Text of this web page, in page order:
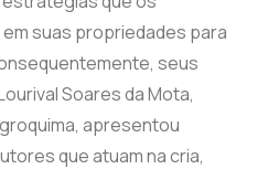
suas propriedades para
seus
Soares da Mota,
apresentou
que atuam na cria,